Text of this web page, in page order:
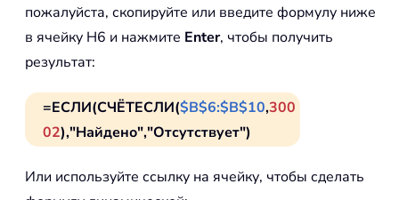
пожалуйста, скопируйте или введите формулу ниже
в ячейку H6 и нажмите Enter, чтобы получить
результат:
=ЕСЛИ(СЧЁТЕСЛИ($B$6:$B$10,300
02),"Найдено","Отсутствует")
Или используйте ссылку на ячейку, чтобы сделать